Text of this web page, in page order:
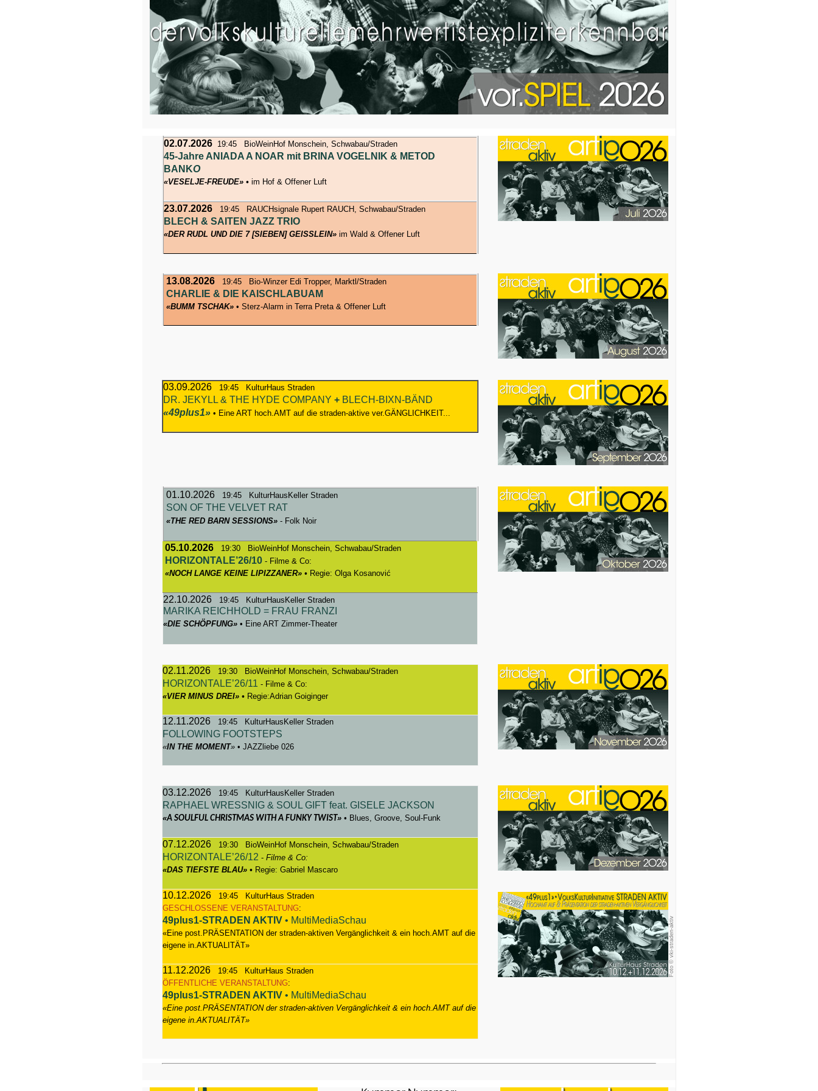
02.07.202619:45 BioWeinHof Monschein, Schwabau/Straden
45-Jahre ANIADA A NOAR mit BRINA VOGELNIK & METOD
BANKO
«VESELJE-FREUDE» • im Hof & Offener Luft
23.07.2026 19:45 RAUCHsignale Rupert RAUCH, Schwabau/Straden
BLECH & SAITEN JAZZ TRIO
«DER RUDL UND DIE 7 [SIEBEN] GEISSLEIN» im Wald & Offener Luft
13.08.2026 19:45 Bio-Winzer Edi Tropper, Marktl/Straden
CHARLIE & DIE KAISCHLABUAM
«BUMM TSCHAK» • Sterz-Alarm in Terra Preta & Offener Luft
03.09.202619:45 KulturHaus Straden
DR. JEKYLL & THE HYDE COMPANY + BLECH-BIXN-BÄND
«49plus1»• Eine ART hoch.AMT auf die straden-aktive ver.GÄNGLICHKEIT...
01.10.2026 19:45 KulturHausKeller Straden
SON OF THE VELVET RAT
«THE RED BARN SESSIONS» - Folk Noir
05.10.2026 19:30 BioWeinHof Monschein, Schwabau/Straden
HORIZONTALE’26/10 - Filme & Co:
«NOCH LANGE KEINE LIPIZZANER» • Regie: Olga Kosanović
22.10.202619:45 KulturHausKeller Straden
MARIKA REICHHOLD = FRAU FRANZI
«DIE SCHÖPFUNG» • Eine ART Zimmer-Theater
02.11.2026 19:30 BioWeinHof Monschein, Schwabau/Straden
HORIZONTALE’26/11 - Filme & Co:
«VIER MINUS DREI» • Regie:Adrian Goiginger
12.11.2026 19:45 KulturHausKeller Straden
FOLLOWING FOOTSTEPS
«IN THE MOMENT»• JAZZliebe 026
03.12.2026 19:45 KulturHausKeller Straden
RAPHAEL WRESSNIG & SOUL GIFT feat. GISELE JACKSON
«A SOULFUL CHRISTMAS WITH A FUNKY TWIST»• Blues, Groove, Soul-Funk
07.12.202619:30 BioWeinHof Monschein, Schwabau/Straden
HORIZONTALE’26/12 - Filme & Co:
«DAS TIEFSTE BLAU» • Regie: Gabriel Mascaro
10.12.202619:45 KulturHaus Straden
GESCHLOSSENE VERANSTALTUNG:
49plus1-STRADEN AKTIV • MultiMediaSchau
«Eine post.PRÄSENTATION der straden-aktiven Vergänglichkeit & ein hoch.AMT auf die
eigene in.AKTUALITÄT»
11.12.202619:45 KulturHaus Straden
ÖFFENTLICHE VERANSTALTUNG:
49plus1-STRADEN AKTIV • MultiMediaSchau
«Eine post.PRÄSENTATION der straden-aktiven Vergänglichkeit & ein hoch.AMT auf die
eigene in.AKTUALITÄT»
Foto © vki-straden-aktiv